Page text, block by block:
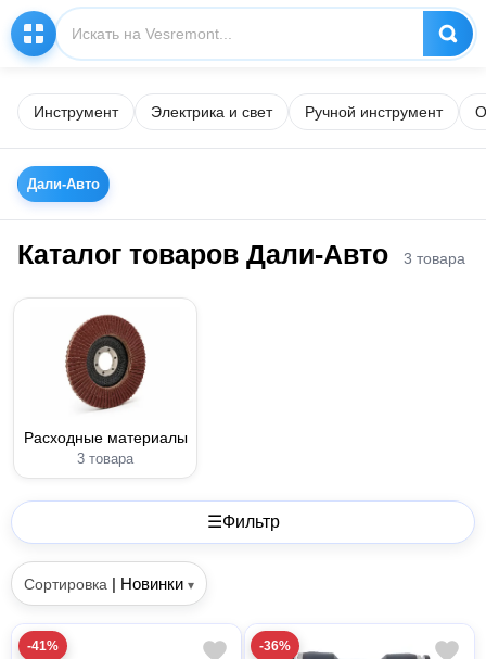
Инструмент Электрика и свет Ручной инструмент
Дали-Авто
Каталог товаров Дали-Авто 3 товара
Расходные материалы
3 товара
☰Фильтр
Сортировка | Новинки ▾
-41% -36%